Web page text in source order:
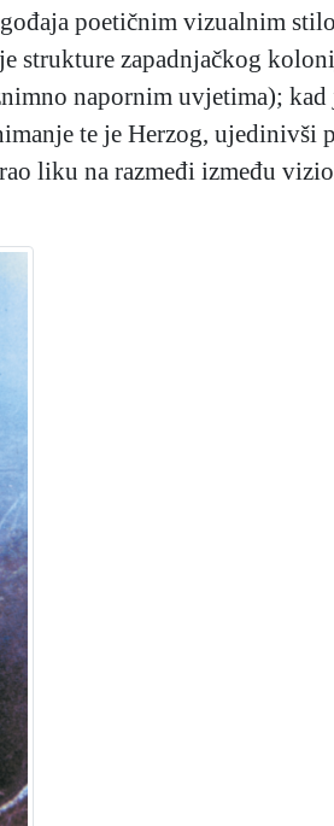
poetičnim vizualnim
strukture zapadnjačkog
napornim uvjetima); kad
te je Herzog, ujedinivši
liku na razmeđi između